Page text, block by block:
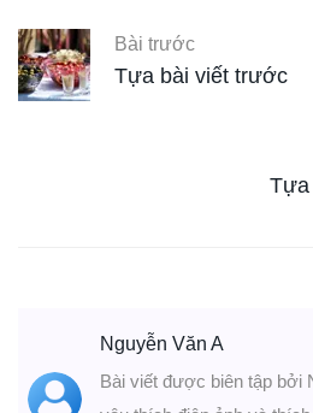
Bài trước
Tựa bài viết trước
Tựa
Nguyễn Văn A
Bài viết được biên tập bởi